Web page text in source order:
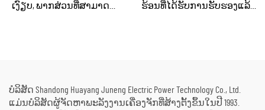
ເງົຽບ, ພາກສ່ວນທີ່ສາມາດນຳ
ຮ້ອນທີ່ໄດ້ຮັບການຮັບຮອງແລ້ວ
ບໍລິສັດ Shandong Huayang Juneng Electric Power Technology Co., Ltd.
ແມ່ນບໍລິສັດຜູ້ຈັດຫາພະລັງງານເຄື່ອງຈັກທີ່ສ້າງຕັ້ງຂຶ້ນໃນປີ 1993.